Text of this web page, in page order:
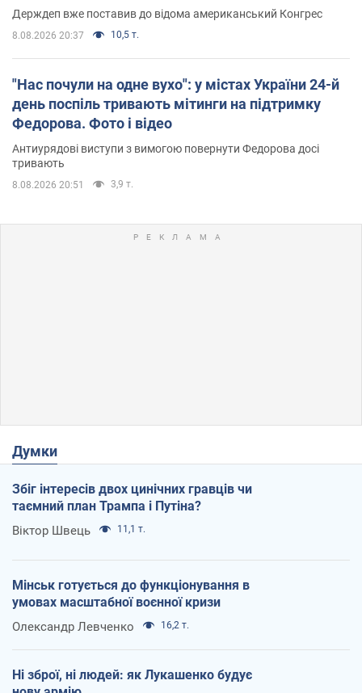
Держдеп вже поставив до відома американський Конгрес
8.08.2026 20:37 10,5 т.
"Нас почули на одне вухо": у містах України 24-й
день поспіль тривають мітинги на підтримку
Федорова. Фото і відео
Антиурядові виступи з вимогою повернути Федорова досі
тривають
8.08.2026 20:51 3,9 т.
Думки
Збіг інтересів двох цинічних гравців чи
таємний план Трампа і Путіна?
Віктор Швець 11,1 т.
Мінськ готується до функціонування в
умовах масштабної воєнної кризи
Олександр Левченко 16,2 т.
Ні зброї, ні людей: як Лукашенко будує